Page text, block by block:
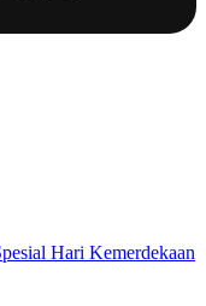
Hari Kemerdekaan